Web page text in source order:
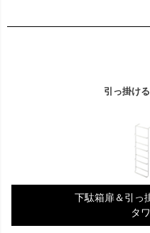
引っ掛け
下駄箱扉＆引っ
タ